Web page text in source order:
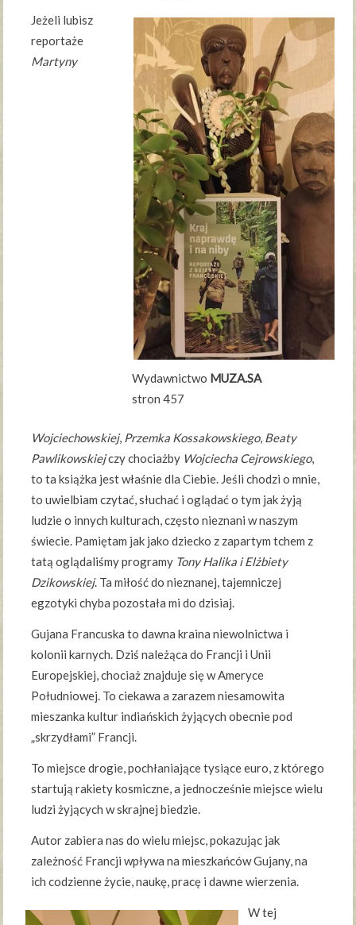
Wydawnictwo MUZA.SA
stron 457
Jeżeli lubisz
reportaże
Martyny
Wojciechowskiej, Przemka Kossakowskiego, Beaty
Pawlikowskiejczy chociażby Wojciecha Cejrowskiego,
to ta książka jest właśnie dla Ciebie. Jeśli chodzi o mnie,
to uwielbiam czytać, słuchać i oglądać o tym jak żyją
ludzie o innych kulturach, często nieznani w naszym
świecie. Pamiętam jak jako dziecko z zapartym tchem z
tatą oglądaliśmy programy Tony Halika i Elżbiety
Dzikowskiej. Ta miłość do nieznanej, tajemniczej
egzotyki chyba pozostała mi do dzisiaj.
Gujana Francuska to dawna kraina niewolnictwa i
kolonii karnych. Dziś należąca do Francji i Unii
Europejskiej, chociaż znajduje się w Ameryce
Południowej. To ciekawa a zarazem niesamowita
mieszanka kultur indiańskich żyjących obecnie pod
„skrzydłami” Francji.
To miejsce drogie, pochłaniające tysiące euro, z którego
startują rakiety kosmiczne, a jednocześnie miejsce wielu
ludzi żyjących w skrajnej biedzie.
Autor zabiera nas do wielu miejsc, pokazując jak
zależność Francji wpływa na mieszkańców Gujany, na
ich codzienne życie, naukę, pracę i dawne wierzenia.
W tej